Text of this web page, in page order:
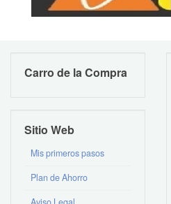
Carro de la Compra
Sitio Web
Mis primeros pasos
Plan de Ahorro